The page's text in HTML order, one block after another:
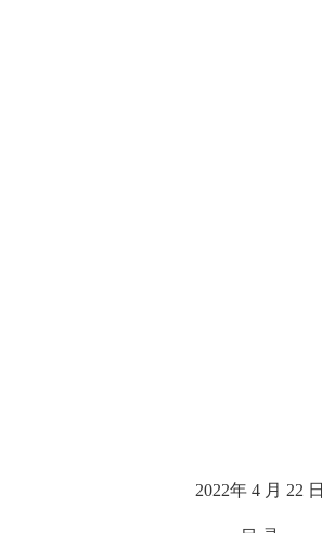
2022年 4 月 22 日